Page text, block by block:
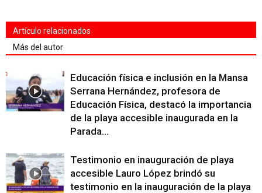
Artículo relacionados
Más del autor
Educación física e inclusión en la Mansa
Serrana Hernández, profesora de
Educación Física, destacó la importancia
de la playa accesible inaugurada en la
Parada...
Testimonio en inauguración de playa
accesible Lauro López brindó su
testimonio en la inauguración de la playa